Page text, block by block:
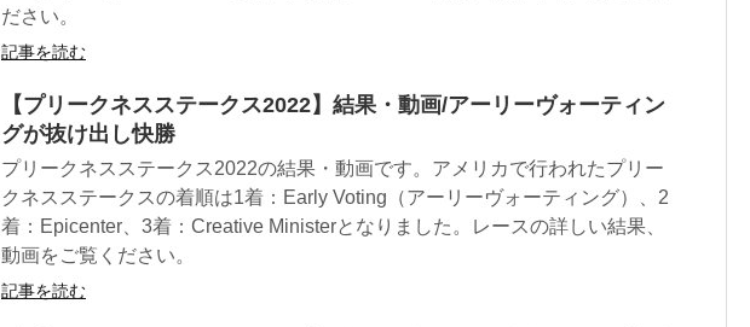
ださい。
記事を読む
【プリークネスステークス2022】結果・動画/アーリーヴォーティン
グが抜け出し快勝
プリークネスステークス2022の結果・動画です。アメリカで行われたプリー
クネスステークスの着順は1着：Early Voting（アーリーヴォーティング）、2
着：Epicenter、3着：Creative Ministerとなりました。レースの詳しい結果、
動画をご覧ください。
記事を読む